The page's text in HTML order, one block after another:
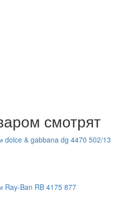
смотрят
dolce & gabbana dg 4470 502/13
Ray-Ban RB 4175 877